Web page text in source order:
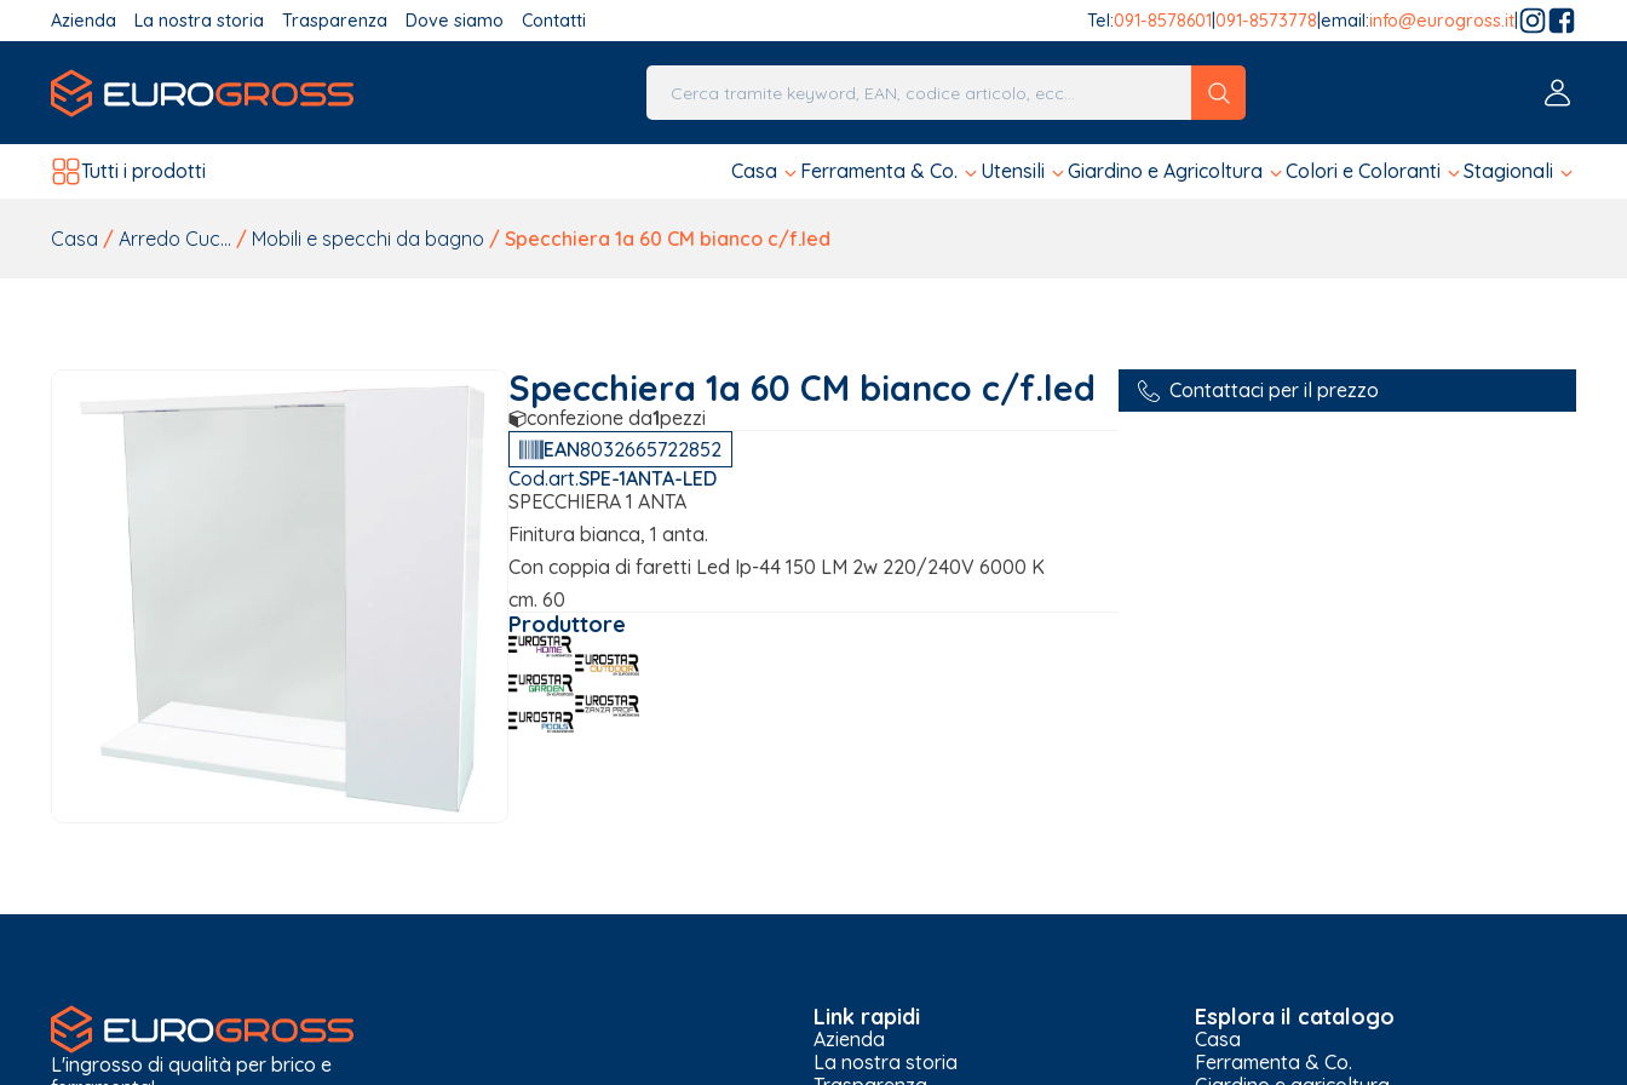
Azienda La nostra storia Trasparenza Dove siamo Contatti Tel:091-8578601 091-8573778 email:info@eurogross.it
Tutti i prodotti
Casa Ferramenta & Co. Utensili Giardino e Agricoltura Colori e Coloranti Stagionali
Casa / Arredo Cuc... / Mobili e specchi da bagno / Specchiera 1a 60 CM bianco c/f.led
Specchiera 1a 60 CM bianco c/f.led
confezione da1pezzi
EAN8032665722852
Cod.art.SPE-1ANTA-LED
SPECCHIERA 1 ANTA
Finitura bianca, 1 anta.
Con coppia di faretti Led Ip-44 150 LM 2w 220/240V 6000 K
cm. 60
Produttore
Contattaci per il prezzo
L'ingrosso di qualità per brico e
Link rapidi
Azienda
La nostra storia
Esplora il catalogo
Casa
Ferramenta & Co.